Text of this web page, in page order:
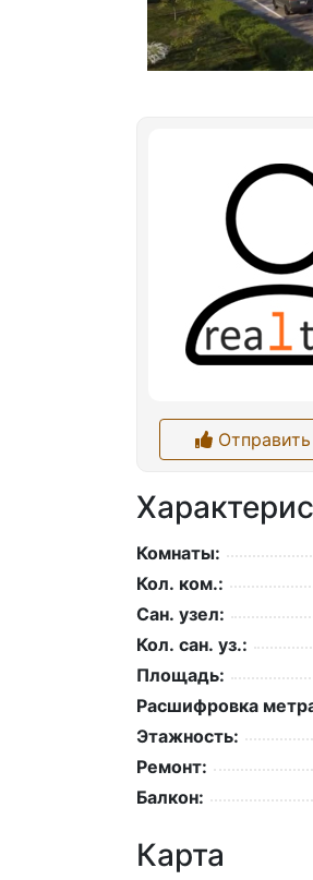
Комнаты:
Кол. ком.:
Сан. узел:
Кол. сан. уз.:
Площадь:
Расшифровка
Этажность:
Ремонт:
Балкон:
Карта